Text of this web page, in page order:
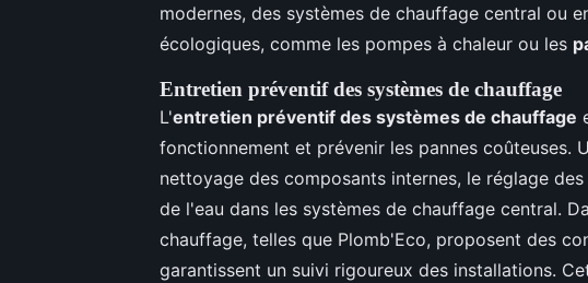
modernes, des systèmes de chauffage central ou
écologiques, comme les pompes à chaleur ou les
Entretien préventif des systèmes de chauffage
L'entretien préventif des systèmes de chauffage
fonctionnement et prévenir les pannes coûteuses.
nettoyage des composants internes, le réglage
de l'eau dans les systèmes de chauffage central.
chauffage, telles que Plomb'Eco, proposent des
garantissent un suivi rigoureux des installations.